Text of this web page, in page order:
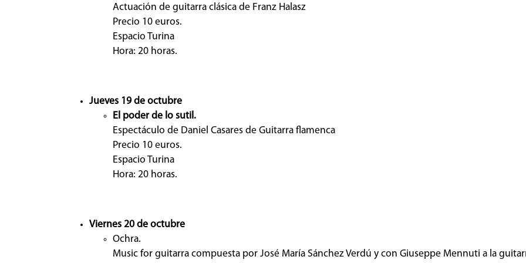
Actuación de guitarra clásica de Franz Halasz
Precio 10 euros.
Espacio Turina
Hora: 20 horas.
Jueves 19 de octubre
El poder de lo sutil.
Espectáculo de Daniel Casares de Guitarra flamenca
Precio 10 euros.
Espacio Turina
Hora: 20 horas.
Viernes 20 de octubre
Ochra.
Music for guitarra compuesta por José María Sánchez Verdú y con Giuseppe Mennuti a la